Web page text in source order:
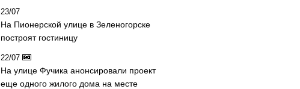
23/07
На Пионерской улице в Зеленогорске
построят гостиницу
22/07
На улице Фучика анонсировали проект
еще одного жилого дома на месте